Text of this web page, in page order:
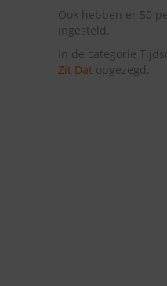
Ook hebben er 50
ingesteld.
In de categorie
Zit Datopgezegd.